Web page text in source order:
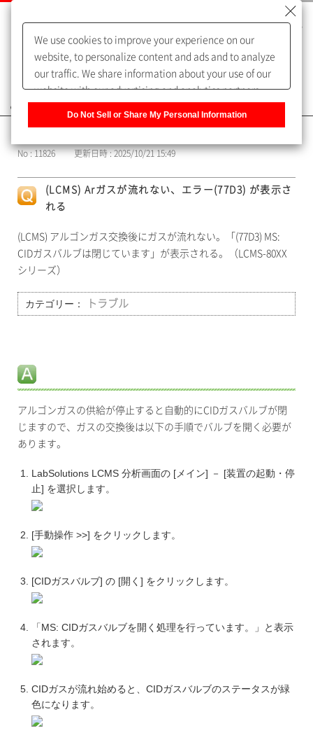
よくあるご質問（FAQ）
No : 11826 更新日時 : 2025/10/21 15:49
(LCMS) Arガスが流れない、エラー(77D3) が表示さ
れる
(LCMS) アルゴンガス交換後にガスが流れない。「(77D3) MS:
CIDガスバルブは閉じています」が表示される。（LCMS-80XX
シリーズ）
カテゴリー： トラブル
アルゴンガスの供給が停止すると自動的にCIDガスバルブが閉
じますので、ガスの交換後は以下の手順でバルブを開く必要が
あります。
LabSolutions LCMS 分析画面の [メイン] － [装置の起動・停
止] を選択します。
[手動操作 >>] をクリックします。
[CIDガスバルブ] の [開く] をクリックします。
「MS: CIDガスバルブを開く処理を行っています。」と表示
されます。
CIDガスが流れ始めると、CIDガスバルブのステータスが緑
色になります。
We use cookies to improve your experience on our
website, to personalize content and ads and to analyze
our traffic. We share information about your use of our
website with our advertising and analytics partners,
of our sharing information about you with our partners.
Information] to customize your cookie settings on our
website.
Do Not Sell or Share My Personal Information